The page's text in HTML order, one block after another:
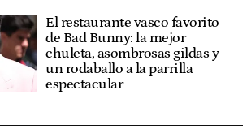
El restaurante vasco favorito
de Bad Bunny: la mejor
chuleta, asombrosas gildas y
un rodaballo a la parrilla
espectacular